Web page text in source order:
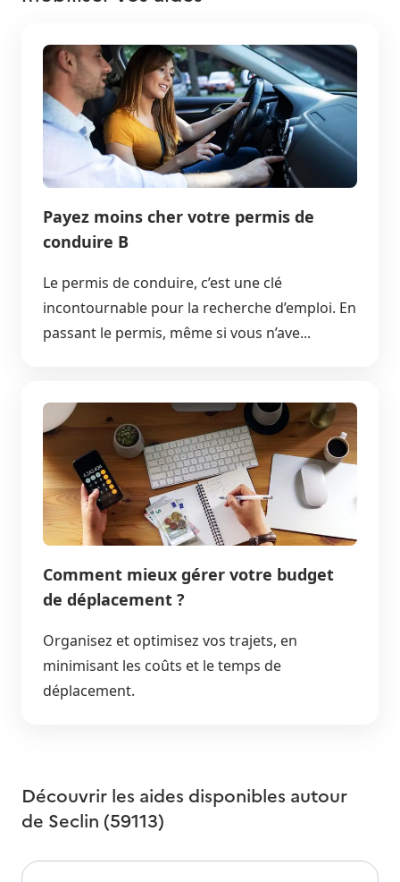
Payez moins cher votre permis de
conduire B
Le permis de conduire, c’est une clé
incontournable pour la recherche d’emploi. En
passant le permis, même si vous n’ave...
Comment mieux gérer votre budget
de déplacement ?
Organisez et optimisez vos trajets, en
minimisant les coûts et le temps de
déplacement.
Découvrir les aides disponibles autour
de Seclin (59113)